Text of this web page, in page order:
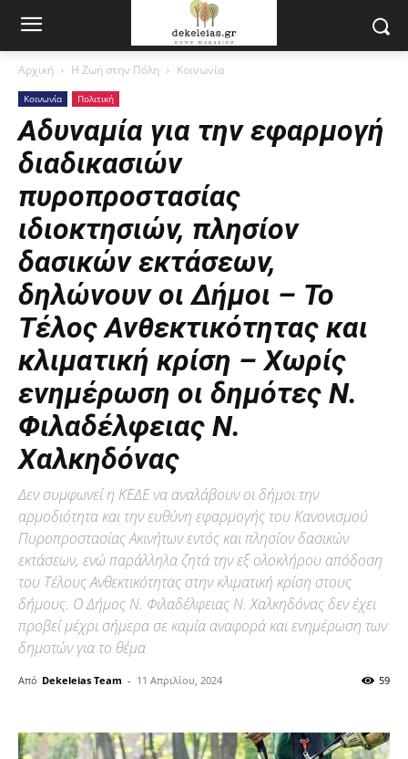
Αρχική Η Ζωή στην Πόλη Κοινωνία
Κοινωνία Πολιτική
Αδυναμία για την εφαρμογή
διαδικασιών
πυροπροστασίας
ιδιοκτησιών, πλησίον
δασικών εκτάσεων,
δηλώνουν οι Δήμοι – Το
Τέλος Ανθεκτικότητας και
κλιματική κρίση – Χωρίς
ενημέρωση οι δημότες Ν.
Φιλαδέλφειας Ν.
Χαλκηδόνας
Δεν συμφωνεί η ΚΕΔΕ να αναλάβουν οι δήμοι την
αρμοδιότητα και την ευθύνη εφαρμογής του Κανονισμού
Πυροπροστασίας Ακινήτων εντός και πλησίον δασικών
εκτάσεων, ενώ παράλληλα ζητά την εξ ολοκλήρου απόδοση
του Τέλους Ανθεκτικότητας στην κλιματική κρίση στους
δήμους. Ο Δήμος Ν. Φιλαδέλφειας Ν. Χαλκηδόνας δεν έχει
προβεί μέχρι σήμερα σε καμία αναφορά και ενημέρωση των
δημοτών για το θέμα
Από Dekeleias Team - 11 Απριλίου, 2024 59